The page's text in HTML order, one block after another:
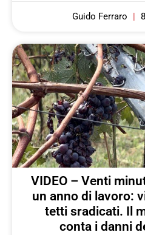
Guido Ferraro
VIDEO – Venti
un anno di lavoro:
tetti sradicati. Il
conta i danni